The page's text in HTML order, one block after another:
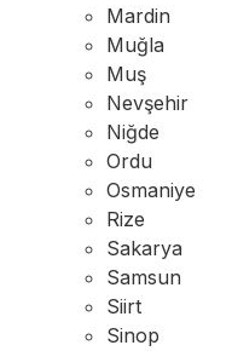
Mardin
Muğla
Muş
Nevşehir
Niğde
Ordu
Osmaniye
Rize
Sakarya
Samsun
Siirt
Sinop